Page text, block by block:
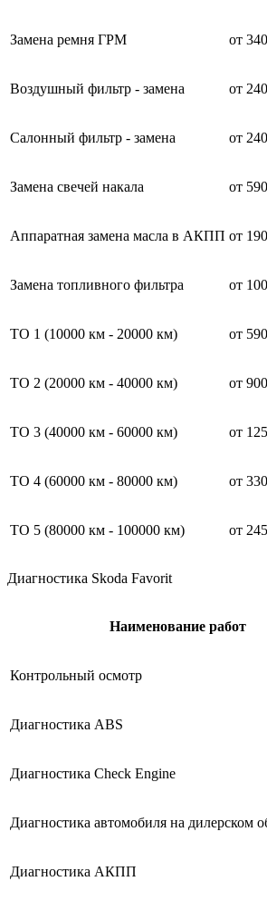
Замена ремня ГРМ от
Воздушный фильтр - замена от
Салонный фильтр - замена от
Замена свечей накала от
Аппаратная замена масла в АКПП от
Замена топливного фильтра от
ТО 1 (10000 км - 20000 км) от
ТО 2 (20000 км - 40000 км) от
ТО 3 (40000 км - 60000 км) от
ТО 4 (60000 км - 80000 км) от
ТО 5 (80000 км - 100000 км) от
Диагностика Skoda Favorit
Наименование работ
Контрольный осмотр
Диагностика ABS
Диагностика Check Engine
Диагностика автомобиля на дилерском
Диагностика АКПП